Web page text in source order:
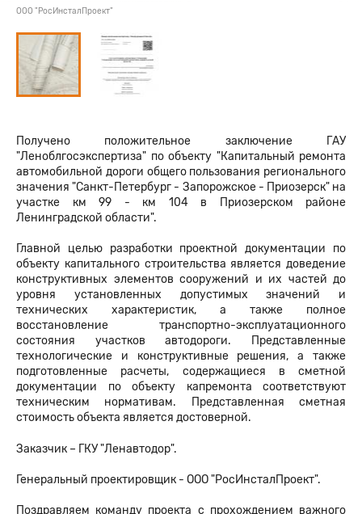
ООО "РосИнсталПроект"
Получено положительное заключение ГАУ
"Леноблгосэкспертиза" по объекту "Капитальный ремонта
автомобильной дороги общего пользования регионального
значения "Санкт-Петербург - Запорожское - Приозерск" на
участке км 99 - км 104 в Приозерском районе
Ленинградской области".
Главной целью разработки проектной документации по
объекту капитального строительства является доведение
конструктивных элементов сооружений и их частей до
уровня установленных допустимых значений и
технических характеристик, а также полное
восстановление транспортно-эксплуатационного
состояния участков автодороги. Представленные
технологические и конструктивные решения, а также
подготовленные расчеты, содержащиеся в сметной
документации по объекту капремонта соответствуют
техническим нормативам. Представленная сметная
стоимость объекта является достоверной.
Заказчик – ГКУ "Ленавтодор".
Генеральный проектировщик - ООО "РосИнсталПроект".
Поздравляем команду проекта с прохождением важного